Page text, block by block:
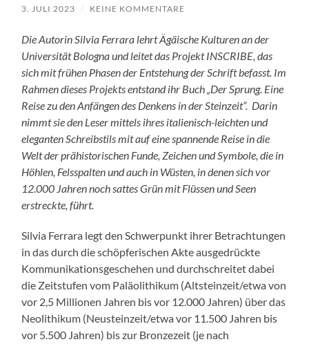
3. JULI 2023 / KEINE KOMMENTARE
Die Autorin Silvia Ferrara lehrt Ägäische Kulturen an der
Universität Bologna und leitet das Projekt INSCRIBE, das
sich mit frühen Phasen der Entstehung der Schrift befasst. Im
Rahmen dieses Projekts entstand ihr Buch „Der Sprung. Eine
Reise zu den Anfängen des Denkens in der Steinzeit“. Darin
nimmt sie den Leser mittels ihres italienisch-leichten und
eleganten Schreibstils mit auf eine spannende Reise in die
Welt der prähistorischen Funde, Zeichen und Symbole, die in
Höhlen, Felsspalten und auch in Wüsten, in denen sich vor
12.000 Jahren noch sattes Grün mit Flüssen und Seen
erstreckte, führt.
Silvia Ferrara legt den Schwerpunkt ihrer Betrachtungen
in das durch die schöpferischen Akte ausgedrückte
Kommunikationsgeschehen und durchschreitet dabei
die Zeitstufen vom Paläolithikum (Altsteinzeit/etwa von
vor 2,5 Millionen Jahren bis vor 12.000 Jahren) über das
Neolithikum (Neusteinzeit/etwa vor 11.500 Jahren bis
vor 5.500 Jahren) bis zur Bronzezeit (je nach